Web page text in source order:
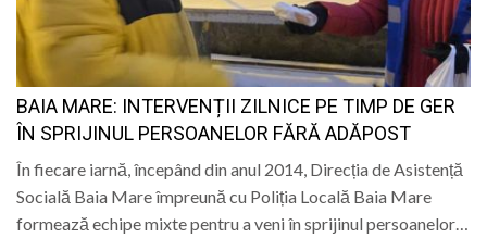
BAIA MARE: INTERVENȚII ZILNICE PE TIMP DE GER
ÎN SPRIJINUL PERSOANELOR FĂRĂ ADĂPOST
În fiecare iarnă, începând din anul 2014, Direcția de Asistență
Socială Baia Mare împreună cu Poliția Locală Baia Mare
formează echipe mixte pentru a veni în sprijinul persoanelor…